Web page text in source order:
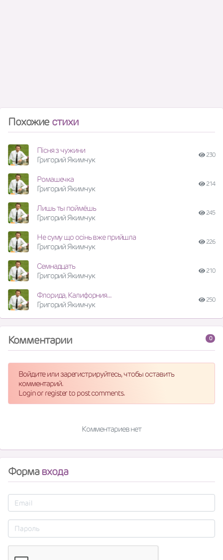
Похожие стихи
Пісня з чужини
Григорий Якимчук
230
Ромашечка
Григорий Якимчук
214
Лишь ты поймёшь
Григорий Якимчук
245
Не суму що осінь вже прийшла
Григорий Якимчук
226
Семнадцать
Григорий Якимчук
210
Флорида, Калифорния...
Григорий Якимчук
250
0
Комментарии
Войдите или зарегистрируйтесь, чтобы оставить
комментарий.
Login or register to post comments.
Комментариев нет
Формавхода